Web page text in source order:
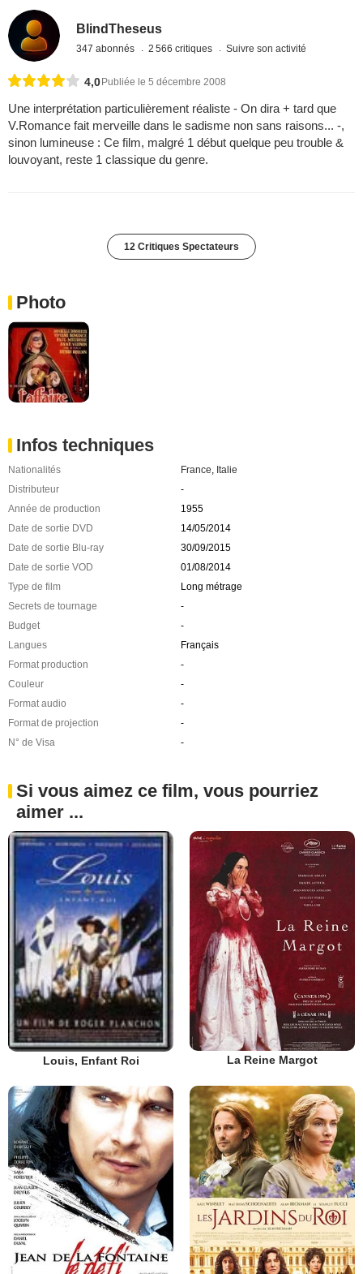
BlindTheseus
347 abonnés 2 566 critiques Suivre son activité
4,0 Publiée le 5 décembre 2008
Une interprétation particulièrement réaliste - On dira + tard que
V.Romance fait merveille dans le sadisme non sans raisons... -,
sinon lumineuse : Ce film, malgré 1 début quelque peu trouble &
louvoyant, reste 1 classique du genre.
12 Critiques Spectateurs
Photo
Infos techniques
Nationalités France Italie
Distributeur
-
Année de production
1955
Date de sortie DVD
14/05/2014
Date de sortie Blu-ray
30/09/2015
Date de sortie VOD
01/08/2014
Type de film
Long métrage
Secrets de tournage
-
Budget
-
Langues
Français
Format production
-
Couleur
-
Format audio
-
Format de projection
-
N° de Visa
-
Si vous aimez ce film, vous pourriez
aimer ...
Louis, Enfant Roi La Reine Margot